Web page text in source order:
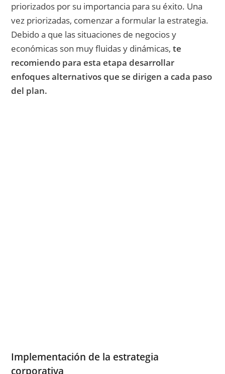
priorizados por su importancia para su éxito. Una
vez priorizadas, comenzar a formular la estrategia.
Debido a que las situaciones de negocios y
económicas son muy fluidas y dinámicas,te
recomiendo para esta etapa desarrollar
enfoques alternativos que se dirigen a cada paso
del plan.
Implementación de la estrategia
corporativa